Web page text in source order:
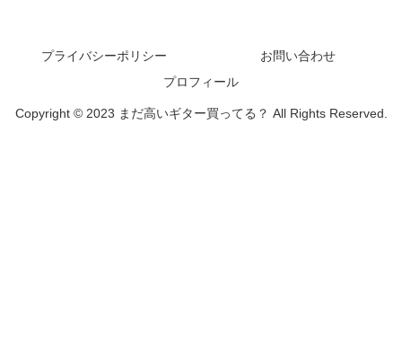
プライバシーポリシー
お問い合わせ
プロフィール
Copyright © 2023 まだ高いギター買ってる？ All Rights Reserved.